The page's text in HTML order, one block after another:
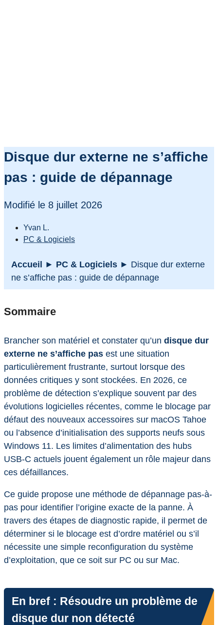
Disque dur externe ne s’affiche
pas : guide de dépannage
Modifié le 8 juillet 2026
Yvan L.
PC & Logiciels
Accueil ► PC & Logiciels ► Disque dur externe
ne s’affiche pas : guide de dépannage
Sommaire
Brancher son matériel et constater qu’un disque dur
externe ne s’affiche pas est une situation
particulièrement frustrante, surtout lorsque des
données critiques y sont stockées. En 2026, ce
problème de détection s’explique souvent par des
évolutions logicielles récentes, comme le blocage par
défaut des nouveaux accessoires sur macOS Tahoe
ou l’absence d’initialisation des supports neufs sous
Windows 11. Les limites d’alimentation des hubs
USB-C actuels jouent également un rôle majeur dans
ces défaillances.
Ce guide propose une méthode de dépannage pas-à-
pas pour identifier l’origine exacte de la panne. À
travers des étapes de diagnostic rapide, il permet de
déterminer si le blocage est d’ordre matériel ou s’il
nécessite une simple reconfiguration du système
d’exploitation, que ce soit sur PC ou sur Mac.
En bref : Résoudre un problème de
disque dur non détecté